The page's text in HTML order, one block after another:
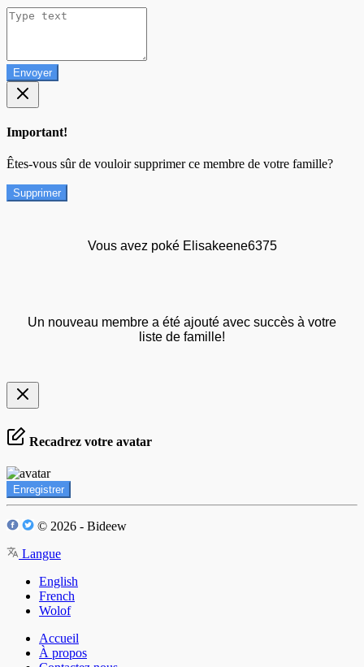
Envoyer
Important!
Êtes-vous sûr de vouloir supprimer ce membre de votre famille?
Supprimer
Vous avez poké Elisakeene6375
Un nouveau membre a été ajouté avec succès à votre
liste de famille!
Recadrez votre avatar
Enregistrer
© 2026 - Bideew
Langue
English
French
Wolof
Accueil
À propos